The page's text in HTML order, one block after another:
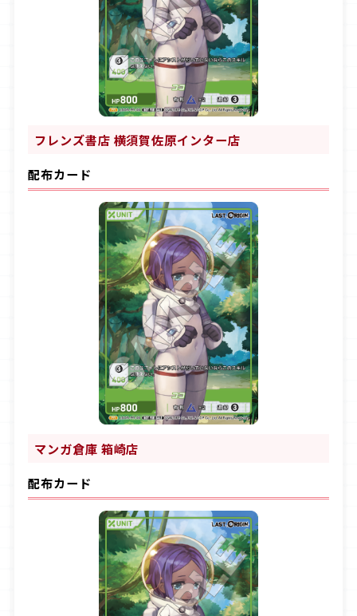
フレンズ書店 横須賀佐原インター店
配布カード
マンガ倉庫 箱崎店
配布カード